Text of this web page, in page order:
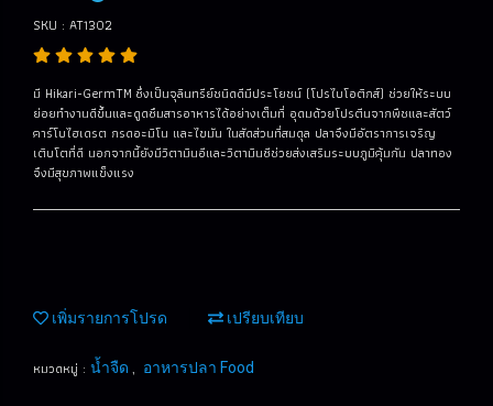
SKU : AT1302
มี Hikari-GermTM ซึ่งเป็นจุลินทรีย์ชนิดดีมีประโยชน์ (โปรไบโอติกส์) ช่วยให้ระบบ
ย่อยทำงานดีขึ้นและดูดซึมสารอาหารได้อย่างเต็มที่ อุดมด้วยโปรตีนจากพืชและสัตว์
คาร์โบไฮเดรต กรดอะมิโน และไขมัน ในสัดส่วนที่สมดุล ปลาจึงมีอัตราการเจริญ
เติบโตที่ดี นอกจากนี้ยังมีวิตามินอีและวิตามินซีช่วยส่งเสริมระบบภูมิคุ้มกัน ปลาทอง
จึงมีสุขภาพแข็งแรง
เพิ่มรายการโปรด เปรียบเทียบ
หมวดหมู่ : น้ำจืด , อาหารปลา Food